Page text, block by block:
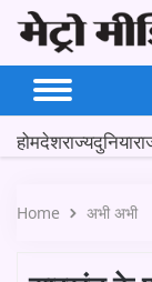
होमदेशराज्यदुनिया
Home अभी अभी